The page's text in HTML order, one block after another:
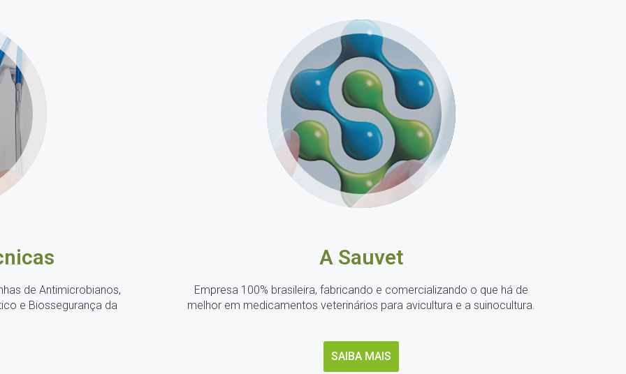
de Antimicrobianos,
e Biossegurança da
Conheça mais
sobre a Sauvet.
A Sauvet
Empresa 100% brasileira, fabricando e comercializando o que há de
melhor em medicamentos veterinários para avicultura e a suinocultura.
SAIBA MAIS